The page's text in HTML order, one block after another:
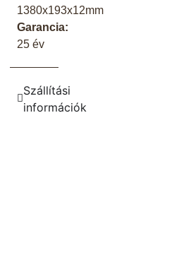
1380x193x12mm
Garancia:
25 év
Szállítási
információk